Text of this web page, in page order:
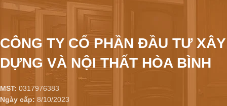
CÔNG TY CỔ PHẦN ĐẦU TƯ XÂY
DỰNG VÀ NỘI THẤT HÒA BÌNH
MST: 0317976383
Ngày cấp: 8/10/2023